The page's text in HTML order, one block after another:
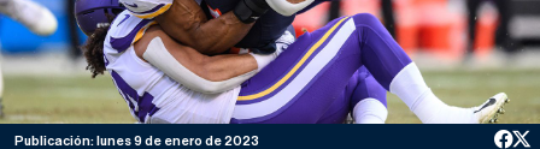
Publicación: lunes 9 de enero de 2023